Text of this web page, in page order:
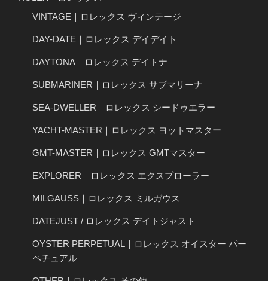
VINTAGE｜ロレックス ヴィンテージ
DAY-DATE｜ロレックス デイデイト
DAYTONA｜ロレックス デイトナ
SUBMARINER｜ロレックス サブマリーナ
SEA-DWELLER｜ロレックス シードゥエラー
YACHT-MASTER｜ロレックス ヨットマスター
GMT-MASTER｜ロレックス GMTマスター
EXPLORER｜ロレックス エクスプローラー
MILGAUSS｜ロレックス ミルガウス
DATEJUST / ロレックス デイトジャスト
OYSTER PERPETUAL｜ロレックス オイスター パー
ペチュアル